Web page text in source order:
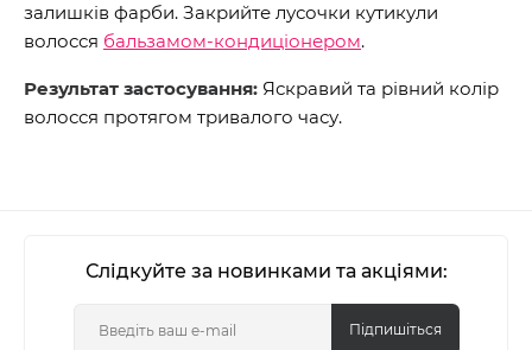
залишків фарби. Закрийте лусочки кутикули
волосся бальзамом-кондиціонером.
Результат застосування: Яскравий та рівний колір
волосся протягом тривалого часу.
Слідкуйте за новинками та акціями:
Підпишіться